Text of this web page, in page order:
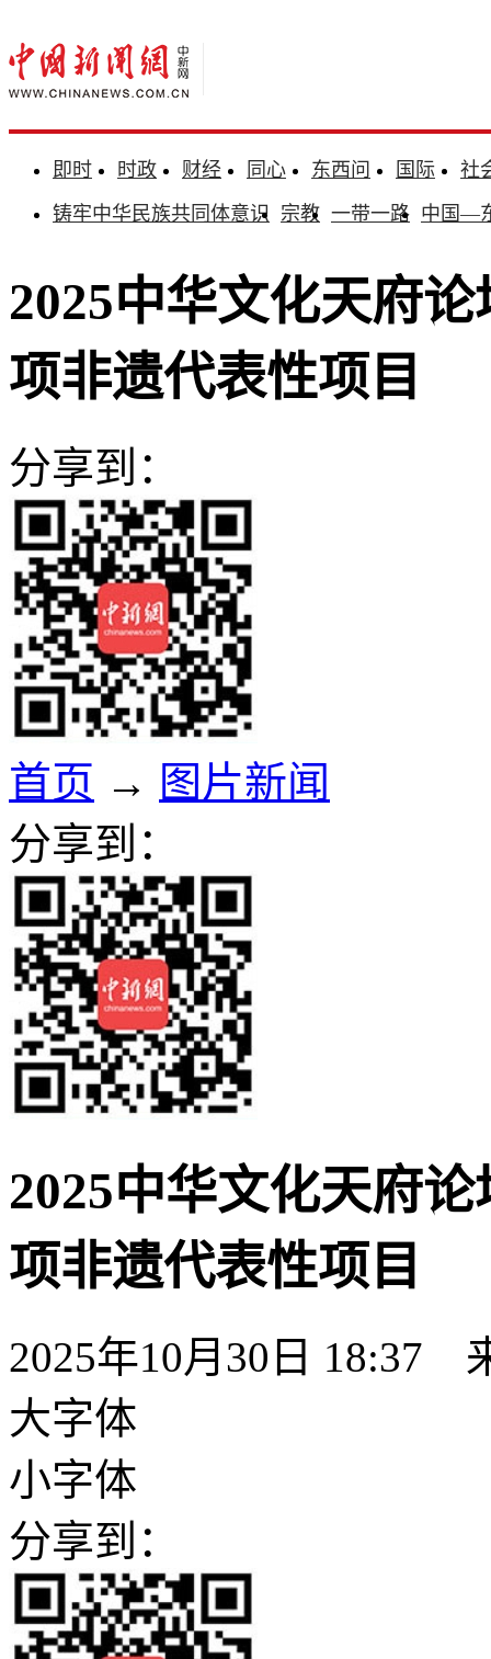
即时 时政 财经 同心 东西问 国际
社
铸牢中华民族共同体意识 宗教 一带一路 中国—
2025中华文化天府
项非遗代表性项目
分享到：
首页 → 图片新闻
分享到：
2025中华文化天府
项非遗代表性项目
2025年10月30日 18:37
大字体
小字体
分享到：